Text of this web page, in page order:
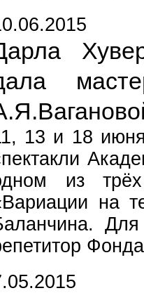
13 и 18
из трёх
на